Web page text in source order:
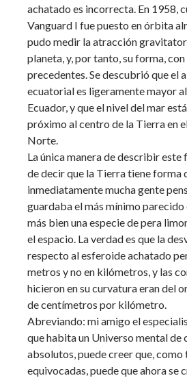
achatado es incorrecta. En 1958,
Vanguard I fue puesto en órbita
pudo medir la atracción
planeta, y, por tanto, su forma,
precedentes. Se descubrió que el
ecuatorial es ligeramente mayor
Ecuador, y que el nivel del mar
próximo al centro de la Tierra en
Norte.
La única manera de describir este
de decir que la Tierra tiene forma
inmediatamente mucha gente
guardaba el más mínimo parecido
más bien una especie de pera
el espacio. La verdad es que la
respecto al esferoide achatado
metros y no en kilómetros, y las
hicieron en su curvatura eran del
de centímetros por kilómetro.
Abreviando: mi amigo el
que habita un Universo mental
absolutos, puede creer que,
equivocadas, puede que ahora se